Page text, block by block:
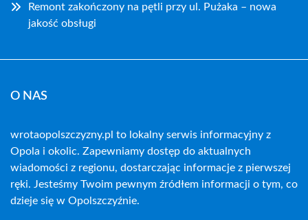
Remont zakończony na pętli przy ul. Pużaka – nowa
jakość obsługi
O NAS
wrotaopolszczyzny.pl to lokalny serwis informacyjny z
Opola i okolic. Zapewniamy dostęp do aktualnych
wiadomości z regionu, dostarczając informacje z pierwszej
ręki. Jesteśmy Twoim pewnym źródłem informacji o tym, co
dzieje się w Opolszczyźnie.